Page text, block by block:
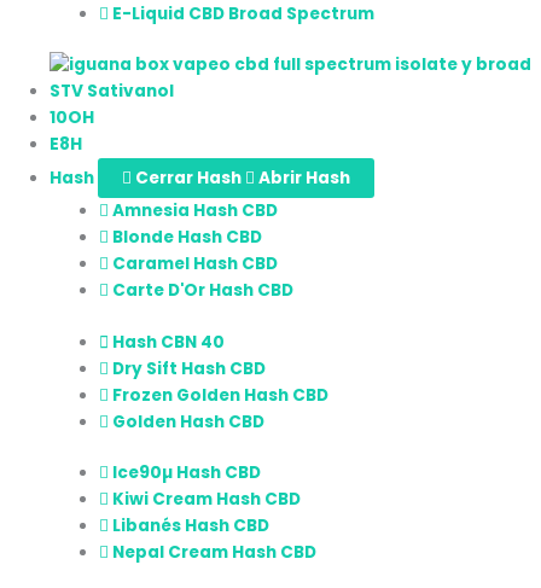
E-Liquid CBD Broad Spectrum
STV Sativanol
10OH
E8H
Hash
Cerrar Hash
Abrir Hash
Amnesia Hash CBD
Blonde Hash CBD
Caramel Hash CBD
Carte D'Or Hash CBD
Hash CBN 40
Dry Sift Hash CBD
Frozen Golden Hash CBD
Golden Hash CBD
Ice90µ Hash CBD
Kiwi Cream Hash CBD
Libanés Hash CBD
Nepal Cream Hash CBD